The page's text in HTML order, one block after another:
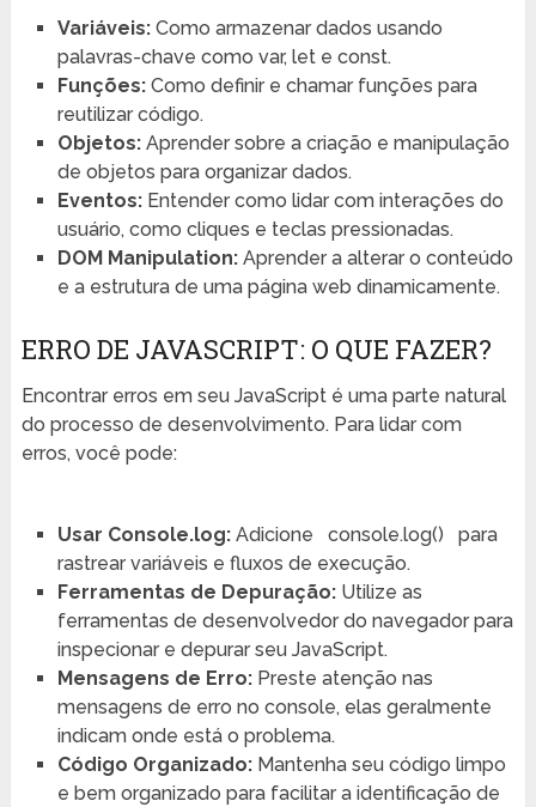
Variáveis:Como armazenar dados usando
palavras-chave como var, let e const.
Funções:Como definir e chamar funções para
reutilizar código.
Objetos:Aprender sobre a criação e manipulação
de objetos para organizar dados.
Eventos:Entender como lidar com interações do
usuário, como cliques e teclas pressionadas.
DOM Manipulation:Aprender a alterar o conteúdo
e a estrutura de uma página web dinamicamente.
ERRO DE JAVASCRIPT: O QUE FAZER?
Encontrar erros em seu JavaScript é uma parte natural
do processo de desenvolvimento. Para lidar com
erros, você pode:
Usar Console.log:Adicione console.log()
para
rastrear variáveis e fluxos de execução.
Ferramentas de Depuração:Utilize as
ferramentas de desenvolvedor do navegador para
inspecionar e depurar seu JavaScript.
Mensagens de Erro:Preste atenção nas
mensagens de erro no console, elas geralmente
indicam onde está o problema.
Código Organizado:Mantenha seu código limpo
e bem organizado para facilitar a identificação de